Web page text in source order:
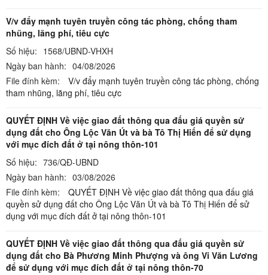
V/v đẩy mạnh tuyên truyền công tác phòng, chống tham
nhũng, lãng phí, tiêu cực
Số hiệu: 1568/UBND-VHXH
Ngày ban hành: 04/08/2026
File đính kèm:
V/v đẩy mạnh tuyên truyền công tác phòng, chống
tham nhũng, lãng phí, tiêu cực
QUYẾT ĐỊNH Về việc giao đất thông qua đấu giá quyền sử
dụng đất cho Ông Lộc Văn Út và bà Tô Thị Hiến để sử dụng
với mục đích đất ở tại nông thôn-101
Số hiệu: 736/QĐ-UBND
Ngày ban hành: 03/08/2026
File đính kèm:
QUYẾT ĐỊNH Về việc giao đất thông qua đấu giá
quyền sử dụng đất cho Ông Lộc Văn Út và bà Tô Thị Hiến để sử
dụng với mục đích đất ở tại nông thôn-101
QUYẾT ĐỊNH Về việc giao đất thông qua đấu giá quyền sử
dụng đất cho Bà Phương Minh Phượng và ông Vi Văn Lương
để sử dụng với mục đích đất ở tại nông thôn-70